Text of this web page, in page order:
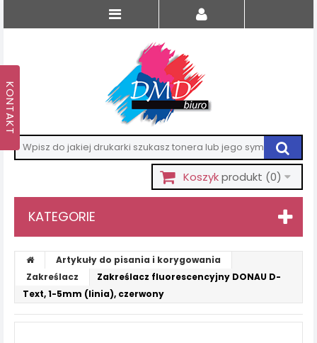
Koszykprodukt (0)
KATEGORIE
Artykuły do pisania i korygowania
Zakreślacz
Zakreślacz fluorescencyjny DONAU D-
Text, 1-5mm (linia), czerwony